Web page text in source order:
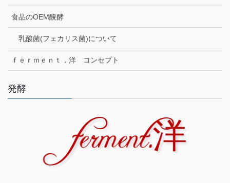
食品のOEM醗酵
乳酸菌(フェカリス菌)について
ｆｅｒｍｅｎｔ．洋 コンセプト
発酵